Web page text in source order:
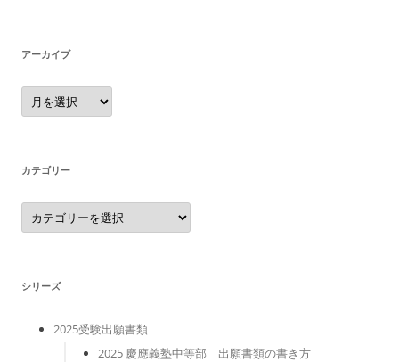
アーカイブ
ア
ー
カ
カテゴリー
カ
テ
ゴ
シリーズ
2025受験出願書類
2025 慶應義塾中等部 出願書類の書き方